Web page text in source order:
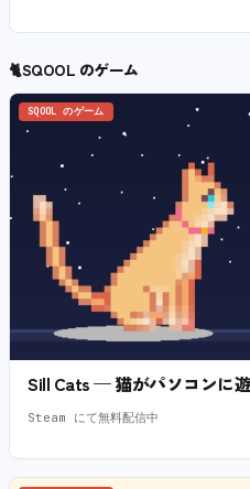
🐈SQOOL のゲーム
SQOOL のゲーム
Sill Cats — 猫がパソコンに
Steam にて無料配信中